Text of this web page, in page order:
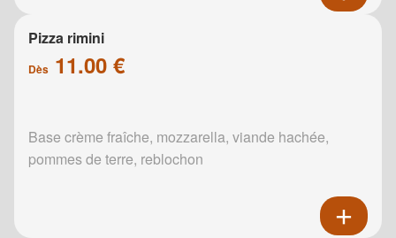
Pizza rimini
Dès 11.00 €
Base crème fraîche, mozzarella, viande hachée,
pommes de terre, reblochon